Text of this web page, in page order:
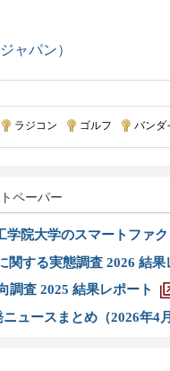
ャパン）
ラジコン ゴルフ バンダ
ペーパー
学院大学のスマートファ
関する実態調査 2026 結果
調査 2025 結果レポート
ュースまとめ（2026年4月